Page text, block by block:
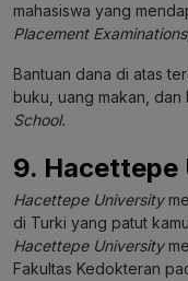
mahasiswa yang
Placement
Bantuan dana di atas
buku, uang makan,
School.
9.
Hacettepe University
di Turki yang patut
Hacettepe University
Fakultas Kedokteran